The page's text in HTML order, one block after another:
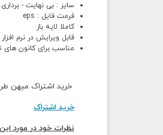
سایز : بی نهایت - برداری
فرمت فایل : eps
کاملا لایه باز
قابل ویرایش در نرم افزار Adobe illustrator و ...
مناسب برای کانون های
خرید اشتراک میهن
خرید اشتراک
نظرات خود در مورد